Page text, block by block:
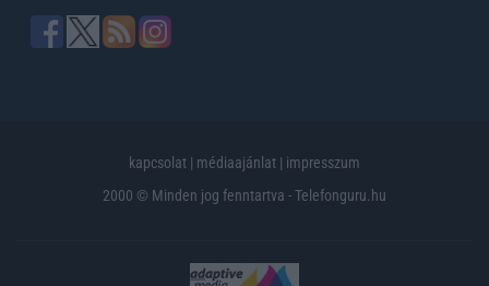
kapcsolat | médiaajánlat | impresszum
2000 © Minden jog fenntartva - Telefonguru.hu